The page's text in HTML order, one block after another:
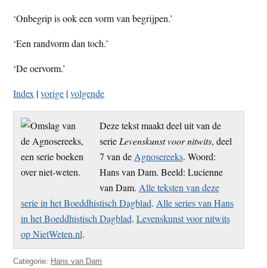
‘Onbegrip is ook een vorm van begrijpen.’
‘Een randvorm dan toch.’
‘De oervorm.’
Index |vorige |volgende
Deze tekst maakt deel uit van de
serie Levenskunst voor nitwits, deel
7 van de Agnosereeks. Woord:
Hans van Dam. Beeld: Lucienne
van Dam. Alle teksten van deze
serie in het Boeddhistisch Dagblad. Alle series van Hans
in het Boeddhistisch Dagblad. Levenskunst voor nitwits
op NietWeten.nl.
Categorie: Hans van Dam